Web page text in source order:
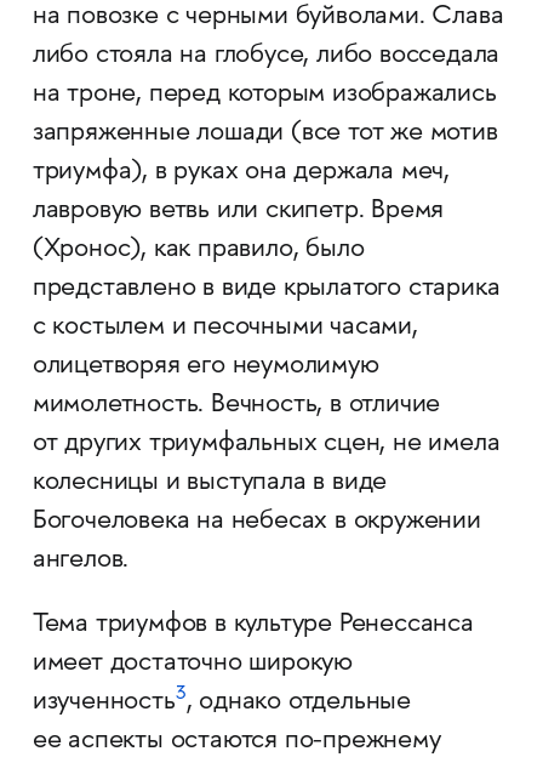
на повозке с черными буйволами. Слава
либо стояла на глобусе, либо восседала
на троне, перед которым изображались
запряженные лошади (все тот же мотив
триумфа), в руках она держала меч,
лавровую ветвь или скипетр. Время
(Хронос), как правило, было
представлено в виде крылатого старика
с костылем и песочными часами,
олицетворяя его неумолимую
мимолетность. Вечность, в отличие
от других триумфальных сцен, не имела
колесницы и выступала в виде
Богочеловека на небесах в окружении
ангелов.
Тема триумфов в культуре Ренессанса
имеет достаточно широкую
изученность3, однако отдельные
ее аспекты остаются по-прежнему